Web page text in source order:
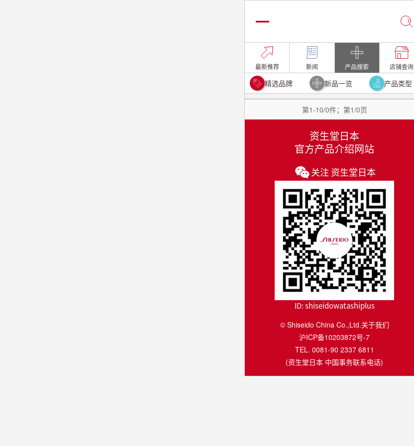
最新推荐 新闻 产品搜索 店铺查询
精选品牌 新品一览 产品类型
第1-10/0件；第1/0页
资生堂日本
官方产品介绍网站
关注 资生堂日本
ID:shiseidowatashiplus
© Shiseido China Co.,Ltd.关于我们
沪ICP备10203872号-7
TEL. 0081-90 2337 6811
(资生堂日本 中国事务联系电话)